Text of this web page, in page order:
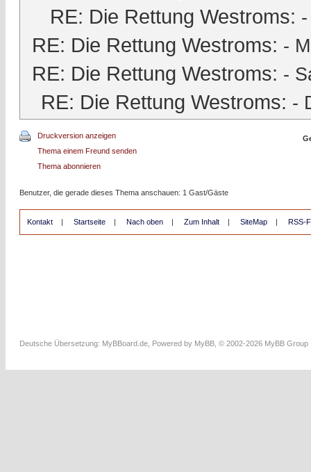
RE: Die Rettung Westroms:
RE: Die Rettung Westroms: -
RE: Die Rettung Westroms: -
RE: Die Rettung Westroms: -
Druckversion anzeigen
Thema einem Freund senden
Thema abonnieren
Benutzer, die gerade dieses Thema anschauen: 1 Gast/Gäste
Kontakt | Startseite | Nach oben | Zum Inhalt | SiteMap | RSS-
Deutsche Übersetzung: MyBBoard.de , Powered by MyBB , © 2002-2026 MyBB Group